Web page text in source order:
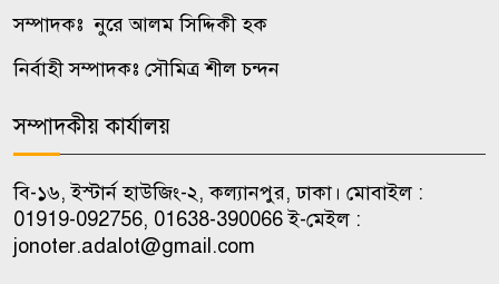
রাষ্ট্রপতি নির্বাচনে বিএনপির দুই
মনোনয়নপত্র সংগ্রহ
পৌঁছেছেন প্রধানমন্ত্রী
সম্পাদকঃ নুরে আলম সিদ্দিকী হক
নির্বাহী সম্পাদকঃ সৌমিত্র শীল চন্দন
সম্পাদকীয় কার্যালয়
বি-১৬, ইস্টার্ন হাউজিং-২, কল্যানপুর, ঢাকা। মোবাইল :
01919-092756, 01638-390066 ই-মেইল :
jonoter.adalot@gmail.com